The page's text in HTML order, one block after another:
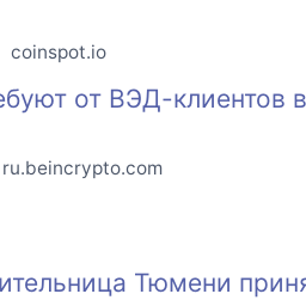
coinspot.io
от ВЭД-клиентов
ru.beincrypto.com
Тюмени